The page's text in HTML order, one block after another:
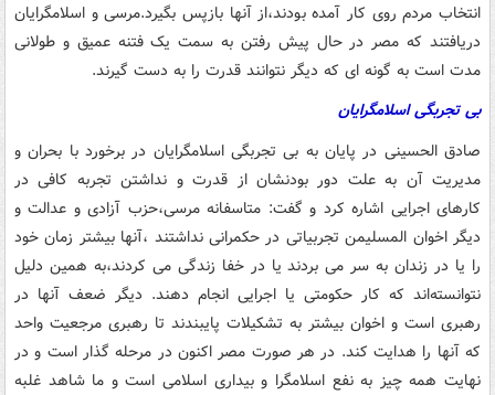
انتخاب مردم روی کار آمده بودند،از آنها بازپس بگیرد.مرسی و اسلامگرایان
دریافتند که مصر در حال پیش رفتن به سمت یک فتنه عمیق و طولانی
مدت است به گونه ای که دیگر نتوانند قدرت را به دست گیرند.
بی تجربگی اسلامگرایان
صادق الحسینی در پایان به بی تجربگی اسلامگرایان در برخورد با بحران و
مدیریت آن به علت دور بودنشان از قدرت و نداشتن تجربه کافی در
کارهای اجرایی اشاره کرد و گفت: متاسفانه مرسی،حزب آزادی و عدالت و
دیگر اخوان المسلیمن تجربیاتی در حکمرانی نداشتند ،آنها بیشتر زمان خود
را یا در زندان به سر می بردند یا در خفا زندگی می کردند،به همین دلیل
نتوانسته‌اند که کار حکومتی یا اجرایی انجام دهند. دیگر ضعف آنها در
رهبری است و اخوان بیشتر به تشکیلات پایبندند تا رهبری مرجعیت واحد
که آنها را هدایت کند. در هر صورت مصر اکنون در مرحله گذار است و در
نهایت همه چیز به نفع اسلامگرا و بیداری اسلامی است و ما شاهد غلبه